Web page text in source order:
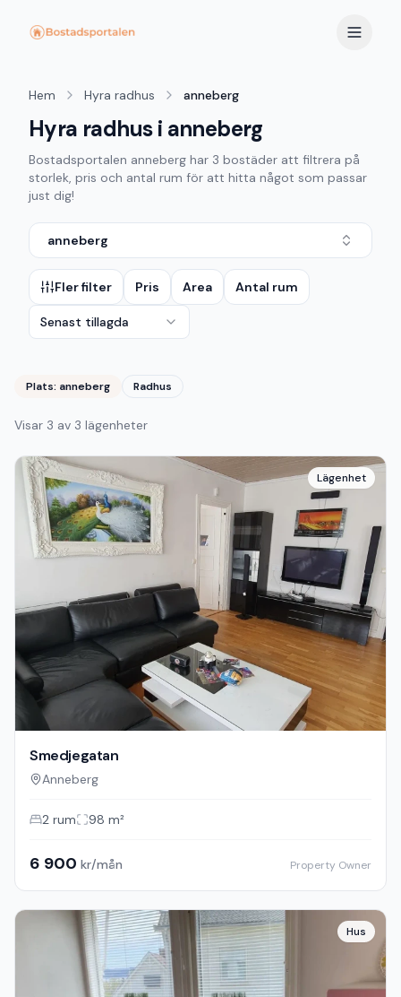
Hem Hyra radhus anneberg
Hyra radhus i anneberg
Bostadsportalen anneberg har 3 bostäder att filtrera på
storlek, pris och antal rum för att hitta något som passar
just dig!
anneberg
Fler filter Pris Area Antal rum
Senast tillagda
Plats: anneberg Radhus
Visar 3 av 3 lägenheter
Lägenhet
Smedjegatan
Anneberg
2 rum 98 m²
6 900 kr/mån Property Owner
Hus